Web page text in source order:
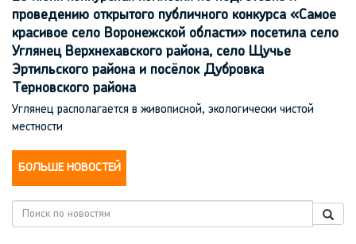
проведению открытого публичного конкурса «Самое
красивое село Воронежской области» посетила село
Углянец Верхнехавского района, село Щучье
Эртильского района и посёлок Дубровка
Терновского района
Углянец располагается в живописной, экологически чистой
местности
БОЛЬШЕ НОВОСТЕЙ